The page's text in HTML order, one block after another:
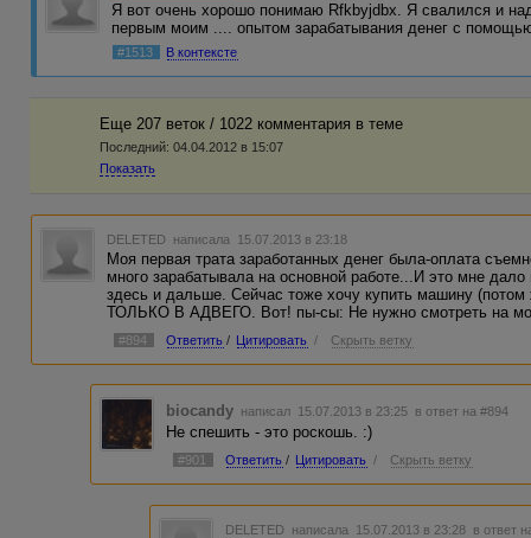
Я вот очень хорошо понимаю Rfkbyjdbx. Я свалился и
первым моим .... опытом зарабатывания денег с
#1513 В контексте
Еще 207 веток / 1022 комментария в темe
Последний: 04.04.2012 в 15:07
Показать
DELETED написала 15.07.2013 в 23:18
Моя первая трата заработанных денег была-оплата
много зарабатывала на основной работе...И это мне
здесь и дальше. Сейчас тоже хочу купить машину (потом
ТОЛЬКО В АДВЕГО. Вот! пы-сы: Не нужно смотреть на
#894 Ответить / Цитировать / Скрыть ветку
biocandy написал 15.07.2013 в 23:25 в ответ на #894
Не спешить - это роскошь. :)
#901 Ответить / Цитировать / Скрыть ветку
DELETED написала 15.07.2013 в 23:28 в ответ